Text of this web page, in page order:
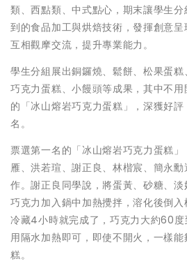
類、西點類、中式點心，期末讓學生
到的食品加工與烘焙技術，發揮創意
互相觀摩交流，提升專業能力。
學生分組展出銅鑼燒、鬆餅、松果蛋
巧克力蛋糕、小饅頭等成果，其中不
的「冰山熔岩巧克力蛋糕」，深獲好
名。
票選第一名的「冰山熔岩巧克力蛋糕
雁、洪若瑄、謝正良、林楷宸、簡永
作。謝正良同學說，將蛋黃、砂糖、
巧克力加入鍋中加熱攪拌，溶化後倒
冷藏4小時就完成了，巧克力大約60
用隔水加熱即可，即使不開火，一樣
糕。